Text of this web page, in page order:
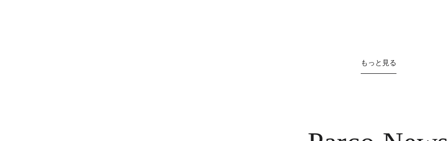
もっと見る